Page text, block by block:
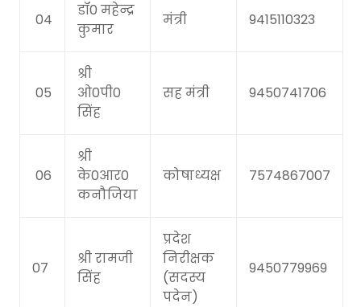
04
डॉ0 महेन्द्र
कुमार
मंत्री 9415110323
05
श्री
ओ0पी0
सिंह
सह मंत्री 9450741706
06
श्री
के0आर0
कनौजिया
कोषाध्यक्ष 7574867007
07
श्री रामजी
सिंह
प्रदेश
निरीक्षक
(सदस्य
पदेन)
9450779969